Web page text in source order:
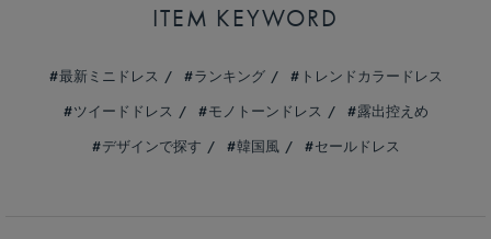
ITEM KEYWORD
最新ミニドレス ランキング
トレンドカラードレス
ツイードドレス
モノトーンドレス
露出控えめ
デザインで探す
韓国風 セールドレス